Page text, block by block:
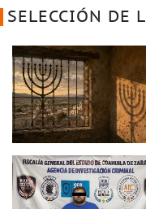
SELECCIÓN DE